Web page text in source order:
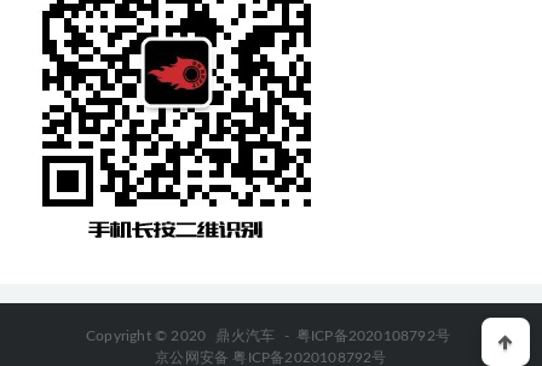
Copyright © 2020 鼎火汽车 - 粤ICP备2020108792号
京公网安备 粤ICP备2020108792号